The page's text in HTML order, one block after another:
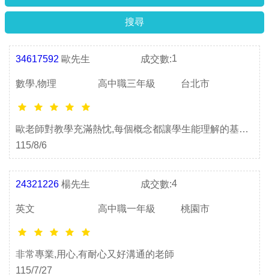
34617592 歐先生 成交數:1
數學,物理 高中職三年級 台北市
歐老師對教學充滿熱忱,每個概念都讓學生能理解的基礎
上再加深知識領域, 非常感謝!
115/8/6
24321226 楊先生 成交數:4
英文 高中職一年級 桃園市
非常專業,用心,有耐心又好溝通的老師
115/7/27